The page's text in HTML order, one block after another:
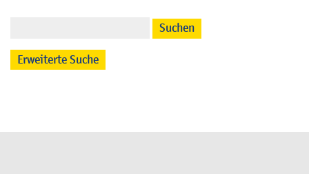
Suchen
Erweiterte Suche